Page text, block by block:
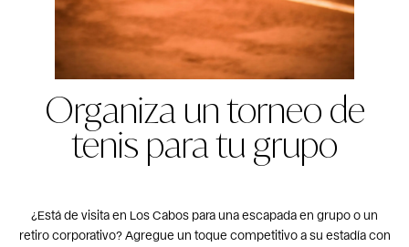
Organiza un torneo de
tenis para tu grupo
¿Está de visita en Los Cabos para una escapada en grupo o un
retiro corporativo? Agregue un toque competitivo a su estadía con